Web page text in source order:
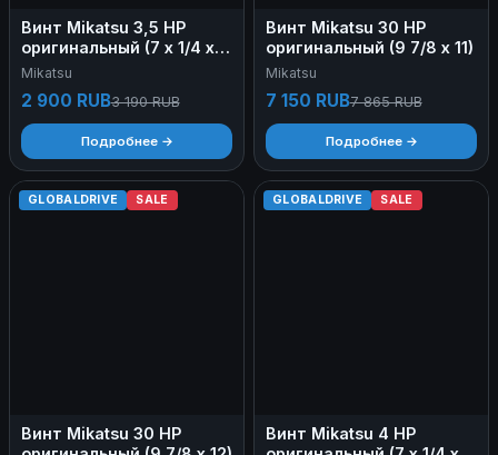
Винт Mikatsu 3,5 HP
оригинальный (7 х 1/4 х
5)
Mikatsu
2 900 RUB3 190 RUB
Подробнее →
Винт Mikatsu 30 HP
оригинальный (9 7/8 х 11)
Mikatsu
7 150 RUB7 865 RUB
Подробнее →
GLOBALDRIVE SALE
Винт Mikatsu 30 HP
GLOBALDRIVE SALE
Винт Mikatsu 4 HP